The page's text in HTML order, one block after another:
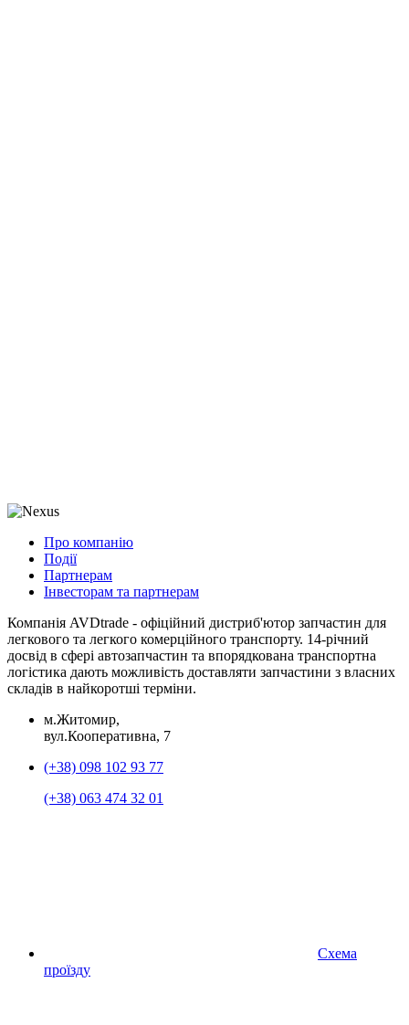
Про компанію
Події
Партнерам
Інвесторам та партнерам
Компанія AVDtrade - офіційний дистриб'ютор запчастин для
легкового та легкого комерційного транспорту. 14-річний
досвід в сфері автозапчастин та впорядкована транспортна
логістика дають можливість доставляти запчастини з власних
складів в найкоротші терміни.
м.Житомир,
вул.Кооперативна, 7
(+38) 098 102 93 77
(+38) 063 474 32 01
Схема
проїзду